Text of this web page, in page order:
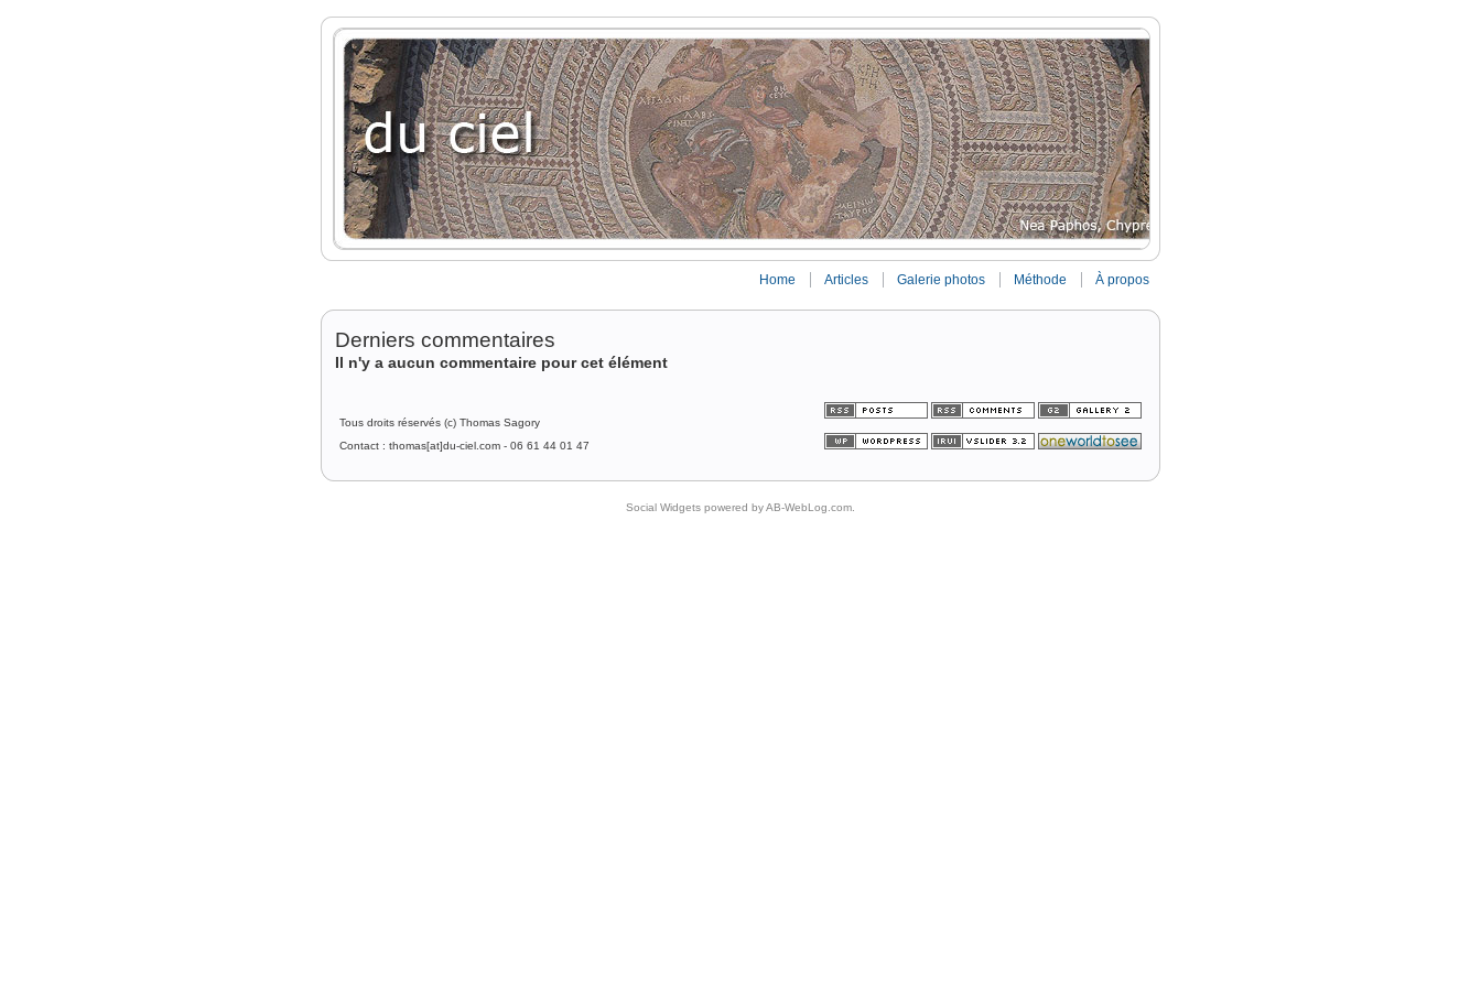
Home Articles Galerie photos Méthode À propos
Derniers commentaires
Il n'y a aucun commentaire pour cet élément
Tous droits réservés (c) Thomas Sagory
Contact : thomas[at]du-ciel.com - 06 61 44 01 47
Social Widgets powered byAB-WebLog.com